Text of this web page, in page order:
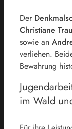
Der
Christiane
sowie an
verliehen.
Bewahrung
im Wald